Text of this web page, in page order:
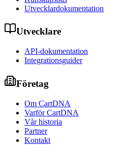
Utvecklardokumentation
Utvecklare
API-dokumentation
Integrationsguider
Företag
Om CartDNA
Varför CartDNA
Vår historia
Partner
Kontakt